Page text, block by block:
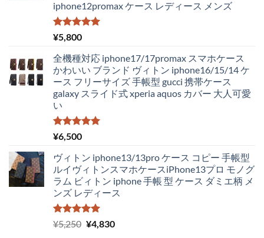
¥4,250
で
は
iphone12promax ケース レディース メンズ
5段階中
5.00
¥5,800
全機種対応 iphone17/17promax スマホケース
かわいい ブランド ヴィトン iphone16/15/14 ケ
ース フリーサイズ 手帳型 gucci 携帯ケース
galaxy スライド式 xperia aquos カバー 大人可愛
い
5段階中
5.00
¥6,500
ヴィトン iphone13/13pro ケース コピー 手帳型
ルイヴィトンスマホケースiPhone13プロ モノグ
ラム ビィトン iphone 手帳 型 ケース ダミエ柄 メ
ンズ レディース
5段階中
5.00
の評価
¥5,250 元
¥4,830現